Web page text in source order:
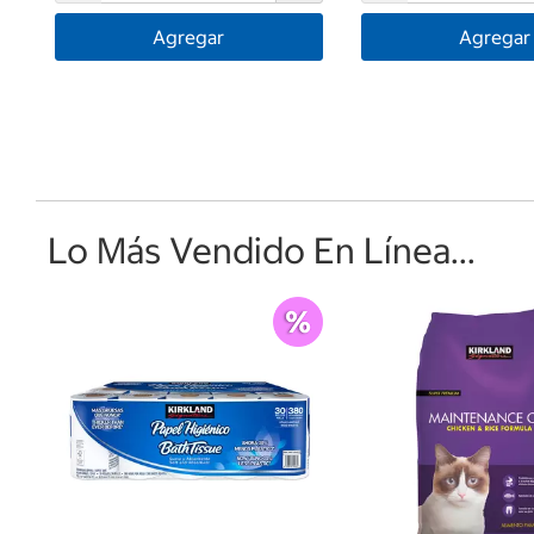
Agregar Agregar
Lo Más Vendido En Línea...